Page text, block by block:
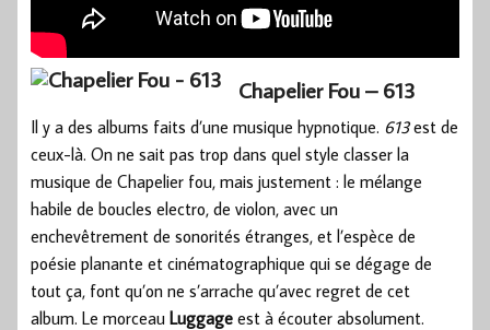
Chapelier Fou – 613
Il y a des albums faits d’une musique hypnotique. 613est de
ceux-là. On ne sait pas trop dans quel style classer la
musique de Chapelier fou, mais justement : le mélange
habile de boucles electro, de violon, avec un
enchevêtrement de sonorités étranges, et l’espèce de
poésie planante et cinématographique qui se dégage de
tout ça, font qu’on ne s’arrache qu’avec regret de cet
album. Le morceau Luggage est à écouter absolument.